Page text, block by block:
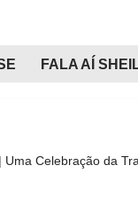
FALA AÍ
Celebração da